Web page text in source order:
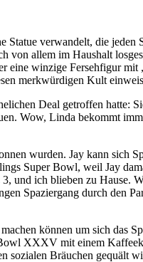
verwandelt, die jeden
von allem im Haushalt
eine winzige Fersehfigur
merkwürdigen Kult
Deal getroffen hatte:
Wow, Linda bekommt
wurden. Jay kann sich
Super Bowl, weil Jay
und ich blieben zu Hause.
Spaziergang durch den
können um sich das
XXXV mit einem
sozialen Bräuchen gequält